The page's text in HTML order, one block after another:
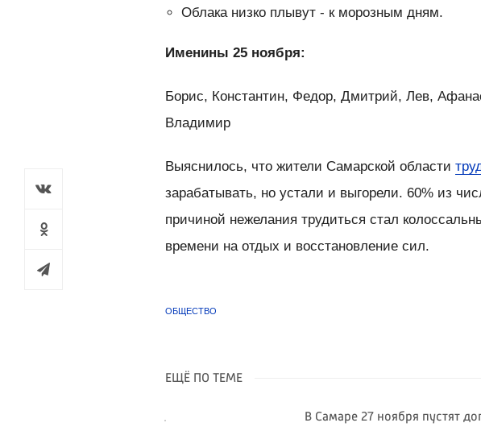
Облака низко плывут - к морозным дням.
Именины 25 ноября:
Борис, Константин, Федор, Дмитрий, Лев,
Владимир
Выяснилось, что жители Самарской области
зарабатывать, но устали и выгорели. 60% из
причиной нежелания трудиться стал
времени на отдых и восстановление сил.
ОБЩЕСТВО
ЕЩЁ ПО ТЕМЕ
В Самаре 27 ноября пустят